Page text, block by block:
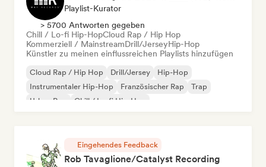
Playlist-Kurator
> 5700 Antworten gegeben
Chill / Lo-fi Hip-HopCloud Rap / Hip Hop
Kommerziell / MainstreamDrill/JerseyHip-Hop
Künstler zu meinen einflussreichen Playlists hinzufügen
Cloud Rap / Hip Hop Drill/Jersey
Hip-Hop
Instrumentaler Hip-Hop
Französischer Rap
Trap
Urban Pop
Chill / Lo-fi Hip-Hop
Eingehendes Feedback
Rob Tavaglione/Catalyst Recording